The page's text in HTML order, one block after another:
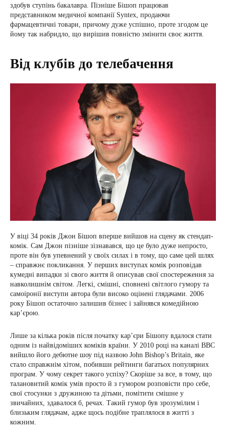
здобув ступінь бакалавра. Пізніше Бішоп працював
представником медичної компанії Syntex, продаючи
фармацевтичні товари, причому дуже успішно, проте згодом це
йому так набридло, що вирішив повністю змінити своє життя.
Від клубів до телебачення
У віці 34 років Джон Бішоп вперше вийшов на сцену як стендап-
комік. Сам Джон пізніше зізнавався, що це було дуже непросто,
проте він був упевнений у своїх силах і в тому, що саме цей шлях
– справжнє покликання. У перших виступах комік розповідав
кумедні випадки зі свого життя й описував свої спостереження за
навколишнім світом. Легкі, смішні, сповнені світлого гумору та
самоіронії виступи автора були високо оцінені глядачами. 2006
року Бішоп остаточно залишив бізнес і зайнявся комедійною
кар’єрою.
Лише за кілька років після початку кар’єри Бішопу вдалося стати
одним із найвідоміших коміків країни. У 2010 році на каналі BBC
вийшло його дебютне шоу під назвою John Bishop’s Britain, яке
стало справжнім хітом, побивши рейтинги багатьох популярних
програм. У чому секрет такого успіху? Скоріше за все, в тому, що
талановитий комік умів просто й з гумором розповісти про себе,
свої стосунки з дружиною та дітьми, помітити смішне у
звичайних, здавалося б, речах. Такий гумор був зрозумілим і
близьким глядачам, адже щось подібне траплялося в житті з
кожним.